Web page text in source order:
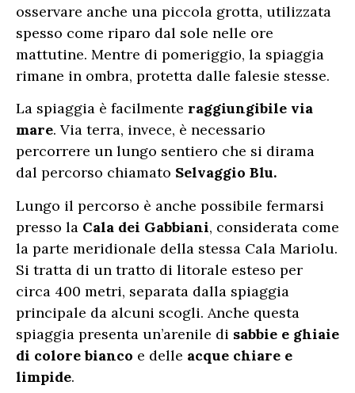
osservare anche una piccola grotta, utilizzata
spesso come riparo dal sole nelle ore
mattutine. Mentre di pomeriggio, la spiaggia
rimane in ombra, protetta dalle falesie stesse.
La spiaggia è facilmente raggiungibile via
mare. Via terra, invece, è necessario
percorrere un lungo sentiero che si dirama
dal percorso chiamato Selvaggio Blu.
Lungo il percorso è anche possibile fermarsi
presso la Cala dei Gabbiani, considerata come
la parte meridionale della stessa Cala Mariolu.
Si tratta di un tratto di litorale esteso per
circa 400 metri, separata dalla spiaggia
principale da alcuni scogli. Anche questa
spiaggia presenta un’arenile di sabbie e ghiaie
di colore bianco e delle acque chiare e
limpide.